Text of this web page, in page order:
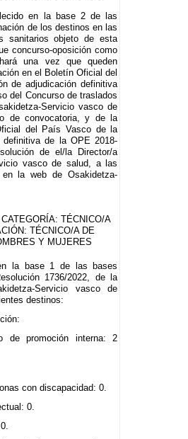
en la base 2 de las
de los destinos en las
sanitarios objeto de esta
concurso-oposición como
una vez que queden
en el Boletín Oficial del
de adjudicación definitiva
del Concurso de traslados
Servicio vasco de
de convocatoria, y de la
del País Vasco de la
definitiva de la OPE 2018-
de el/la Director/a
vasco de salud, a las
la web de Osakidetza-
TÉCNICO/A
TÉCNICO/A DE
Y MUJERES
la base 1 de las bases
1736/2022, de la
Servicio vasco de
destinos:
de promoción interna: 2
con discapacidad: 0.
0.